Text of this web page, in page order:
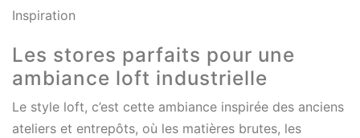
Inspiration
Les stores parfaits pour une
ambiance loft industrielle
Le style loft, c’est cette ambiance inspirée des anciens
ateliers et entrepôts, où les matières brutes, les